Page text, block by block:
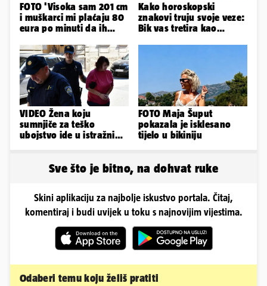
FOTO 'Visoka sam 201 cm
i muškarci mi plaćaju 80
eura po minuti da ih
Kako horoskopski
znakovi truju svoje veze:
Bik vas tretira kao
VIDEO Žena koju
sumnjiče za teško
ubojstvo ide u istražni
FOTO Maja Šuput
pokazala je isklesano
tijelo u bikiniju
Sve što je bitno, na dohvat ruke
Skini aplikaciju za najbolje iskustvo portala. Čitaj,
komentiraj i budi uvijek u toku s najnovijim vijestima.
Odaberi temu koju želiš pratiti